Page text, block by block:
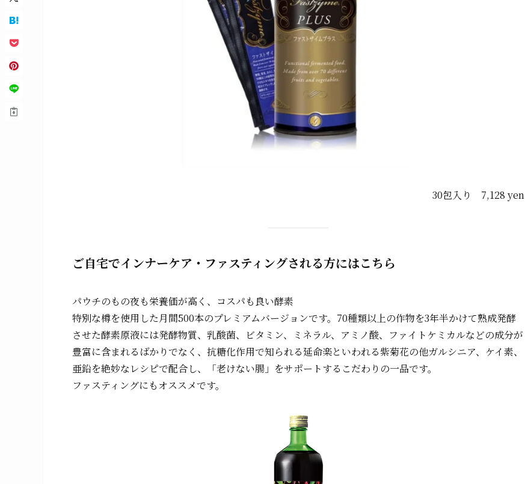
30包入り 7,128 yen
ご自宅でインナーケア・ファスティングされる方にはこちら
パウチのもの夜も栄養価が高く、コスパも良い酵素
特別な樽を使用した月間500本のプレミアムバージョンです。70種類以上の作物を3年半かけて熟成発酵
させた酵素原液には発酵物質、乳酸菌、ビタミン、ミネラル、アミノ酸、ファイトケミカルなどの成分が
豊富に含まれるばかりでなく、抗糖化作用で知られる延命楽といわれる紫菊花の他ガルシニア、ケイ素、
亜鉛を絶妙なレシピで配合し、「老けない腸」をサポートするこだわりの一品です。
ファスティングにもオススメです。